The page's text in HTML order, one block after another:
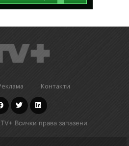
Контакти
Всички права запазени